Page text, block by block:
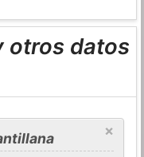
otros datos
×